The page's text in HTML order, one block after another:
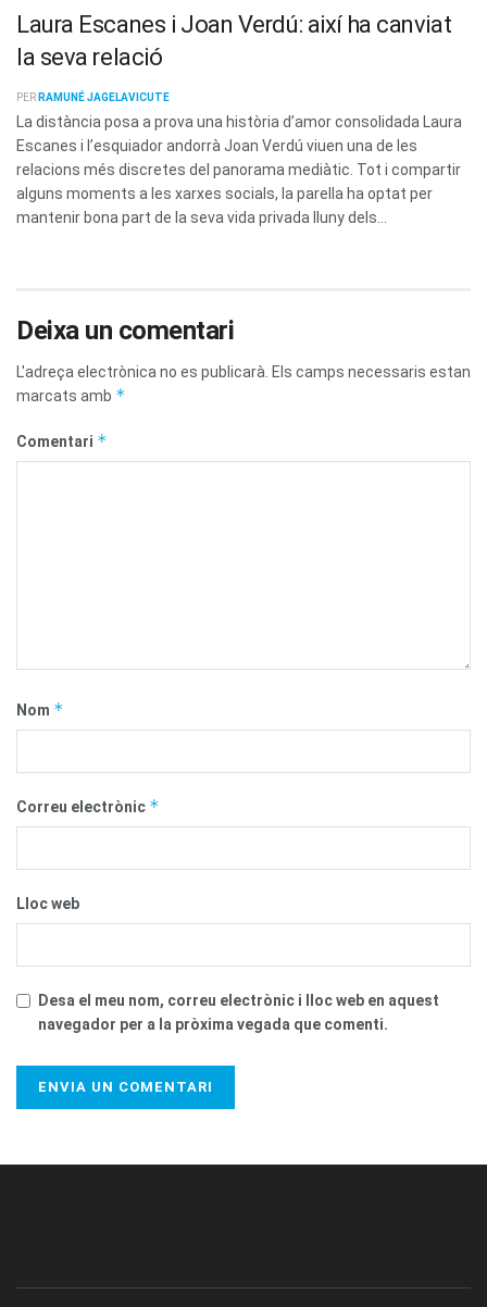
Laura Escanes i Joan Verdú: així ha canviat
la seva relació
PER RAMUNÉ JAGELAVICUTE
La distància posa a prova una història d’amor consolidada Laura
Escanes i l’esquiador andorrà Joan Verdú viuen una de les
relacions més discretes del panorama mediàtic. Tot i compartir
alguns moments a les xarxes socials, la parella ha optat per
mantenir bona part de la seva vida privada lluny dels...
Deixa un comentari
L'adreça electrònica no es publicarà. Els camps necessaris estan
marcats amb *
Comentari *
Nom *
Correu electrònic *
Lloc web
Desa el meu nom, correu electrònic i lloc web en aquest
navegador per a la pròxima vegada que comenti.